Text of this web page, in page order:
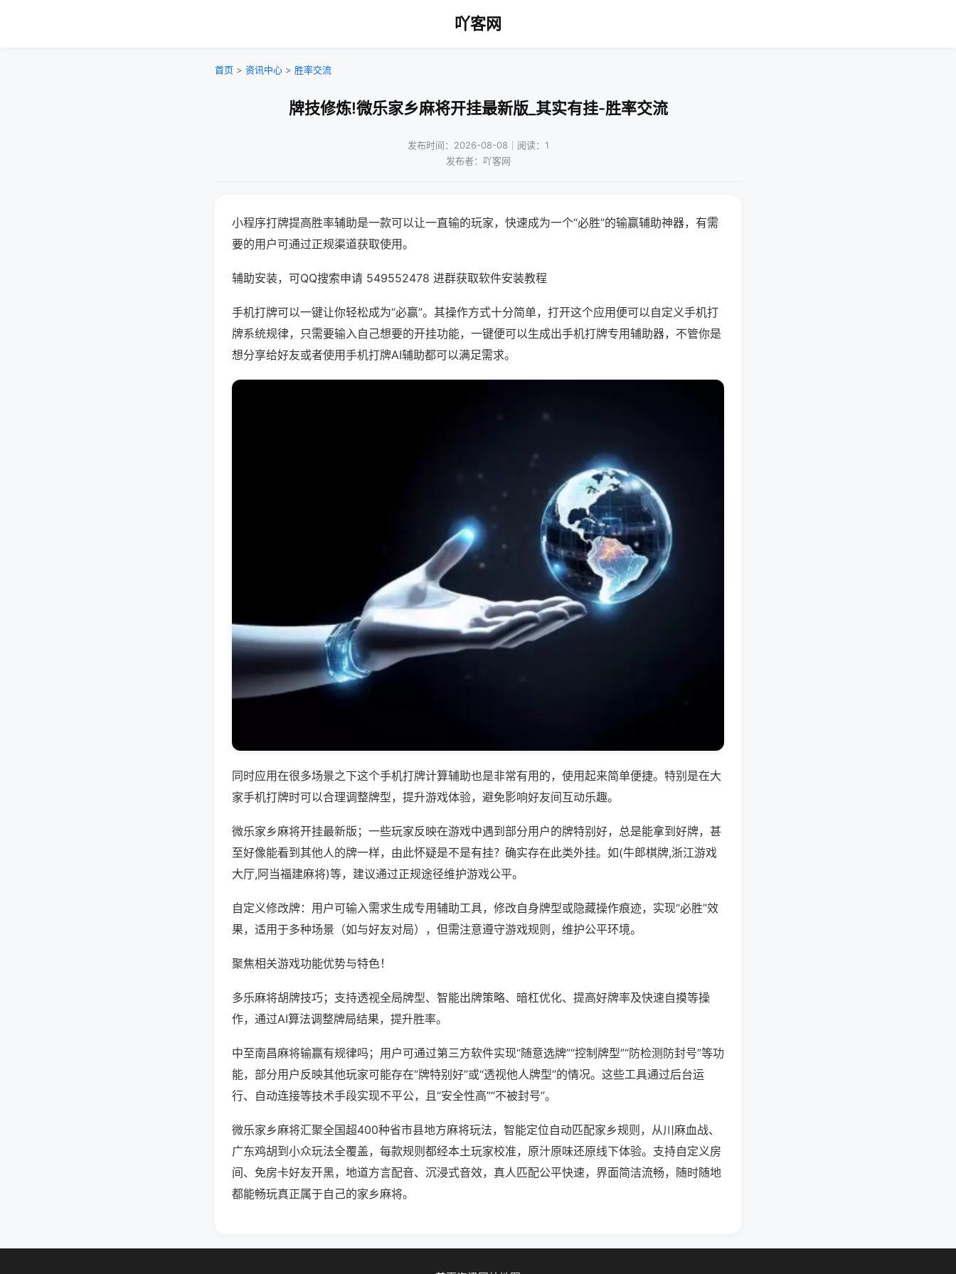
吖客网
首页 > 资讯中心 > 胜率交流
牌技修炼!微乐家乡麻将开挂最新版_其实有挂-胜率交流
发布时间：2026-08-08｜阅读：1
发布者：吖客网
小程序打牌提高胜率辅助是一款可以让一直输的玩家，快速成为一个“必胜”的输赢辅助神器，有需
要的用户可通过正规渠道获取使用。
辅助安装，可QQ搜索申请 549552478 进群获取软件安装教程
手机打牌可以一键让你轻松成为“必赢”。其操作方式十分简单，打开这个应用便可以自定义手机打
牌系统规律，只需要输入自己想要的开挂功能，一键便可以生成出手机打牌专用辅助器，不管你是
想分享给好友或者使用手机打牌AI辅助都可以满足需求。
同时应用在很多场景之下这个手机打牌计算辅助也是非常有用的，使用起来简单便捷。特别是在大
家手机打牌时可以合理调整牌型，提升游戏体验，避免影响好友间互动乐趣。
微乐家乡麻将开挂最新版；一些玩家反映在游戏中遇到部分用户的牌特别好，总是能拿到好牌，甚
至好像能看到其他人的牌一样，由此怀疑是不是有挂？确实存在此类外挂。如(牛郎棋牌,浙江游戏
大厅,阿当福建麻将)等，建议通过正规途径维护游戏公平。
自定义修改牌：用户可输入需求生成专用辅助工具，修改自身牌型或隐藏操作痕迹，实现“必胜”效
果，适用于多种场景（如与好友对局），但需注意遵守游戏规则，维护公平环境。
聚焦相关游戏功能优势与特色！
多乐麻将胡牌技巧；支持透视全局牌型、智能出牌策略、暗杠优化、提高好牌率及快速自摸等操
作，通过AI算法调整牌局结果，提升胜率。
中至南昌麻将输赢有规律吗；用户可通过第三方软件实现“随意选牌”“控制牌型”“防检测防封号”等功
能，部分用户反映其他玩家可能存在“牌特别好”或“透视他人牌型”的情况。这些工具通过后台运
行、自动连接等技术手段实现不平公，且“安全性高”“不被封号”。
微乐家乡麻将汇聚全国超400种省市县地方麻将玩法，智能定位自动匹配家乡规则，从川麻血战、
广东鸡胡到小众玩法全覆盖，每款规则都经本土玩家校准，原汁原味还原线下体验。支持自定义房
间、免房卡好友开黑，地道方言配音、沉浸式音效，真人匹配公平快速，界面简洁流畅，随时随地
都能畅玩真正属于自己的家乡麻将。